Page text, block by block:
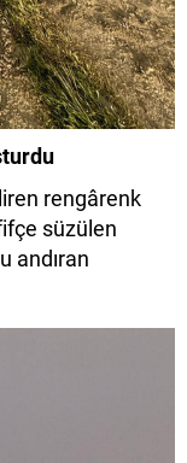
rengârenk
süzülen
andıran